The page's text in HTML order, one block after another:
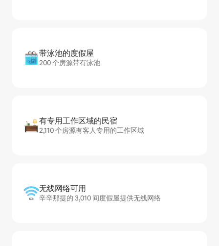
带泳池的度假屋
200 个房源带有泳池
有专用工作区域的民宿
2,110 个房源有客人专用的工作区域
无线网络可用
辛辛那提的 3,010 间度假屋提供无线网络